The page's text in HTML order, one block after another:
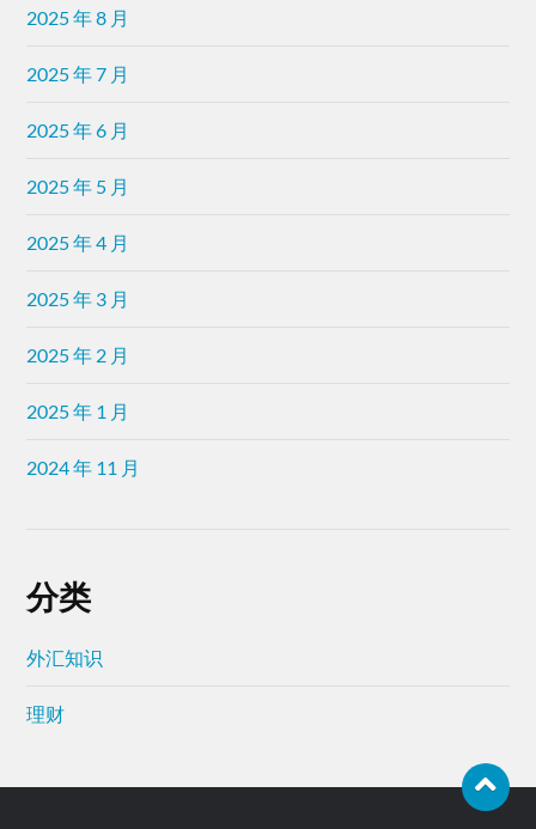
2025 年 8 月
2025 年 7 月
2025 年 6 月
2025 年 5 月
2025 年 4 月
2025 年 3 月
2025 年 2 月
2025 年 1 月
2024 年 11 月
分类
外汇知识
理财